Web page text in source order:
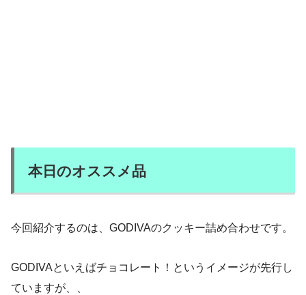
本日のオススメ品
今回紹介するのは、GODIVAのクッキー詰め合わせです。
GODIVAといえばチョコレート！というイメージが先行し
ていますが、、